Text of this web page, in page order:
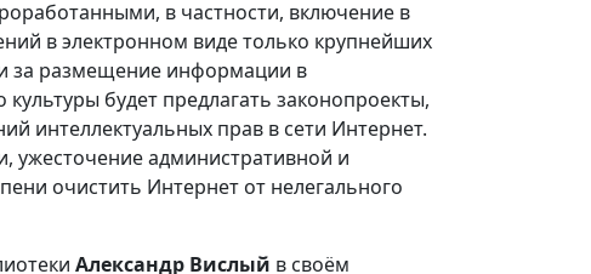
в частности, включение в
в электронном виде только крупнейших
за размещение информации в
будет предлагать законопроекты,
интеллектуальных прав в сети Интернет.
ужесточение административной и
очистить Интернет от нелегального
Александр Вислый в своём